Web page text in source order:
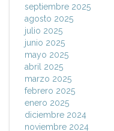
septiembre 2025
agosto 2025
julio 2025
junio 2025
mayo 2025
abril 2025
marzo 2025
febrero 2025
enero 2025
diciembre 2024
noviembre 2024